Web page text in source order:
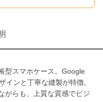
型スマホケース。Google
インと丁寧な縫製が特徴。
がらも、上質な質感でビジ